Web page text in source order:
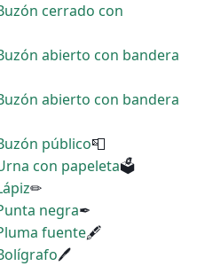
cerrado con
abierto con bandera
abierto con bandera
público📮
con papeleta🗳
✏
negra✒
fuente🖋
🖊